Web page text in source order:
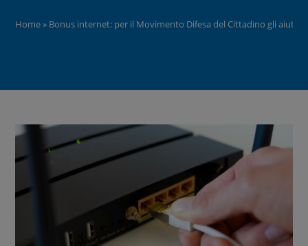
Home» Bonus internet: per il Movimento Difesa del Cittadino gli aiuti